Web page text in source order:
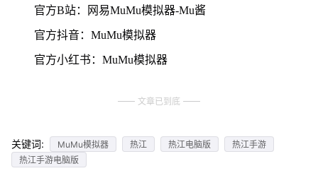
官方B站：网易MuMu模拟器-Mu酱
官方抖音：MuMu模拟器
官方小红书：MuMu模拟器
文章已到底
关键词: MuMu模拟器 热江 热江电脑版
热江手游
热江手游电脑版